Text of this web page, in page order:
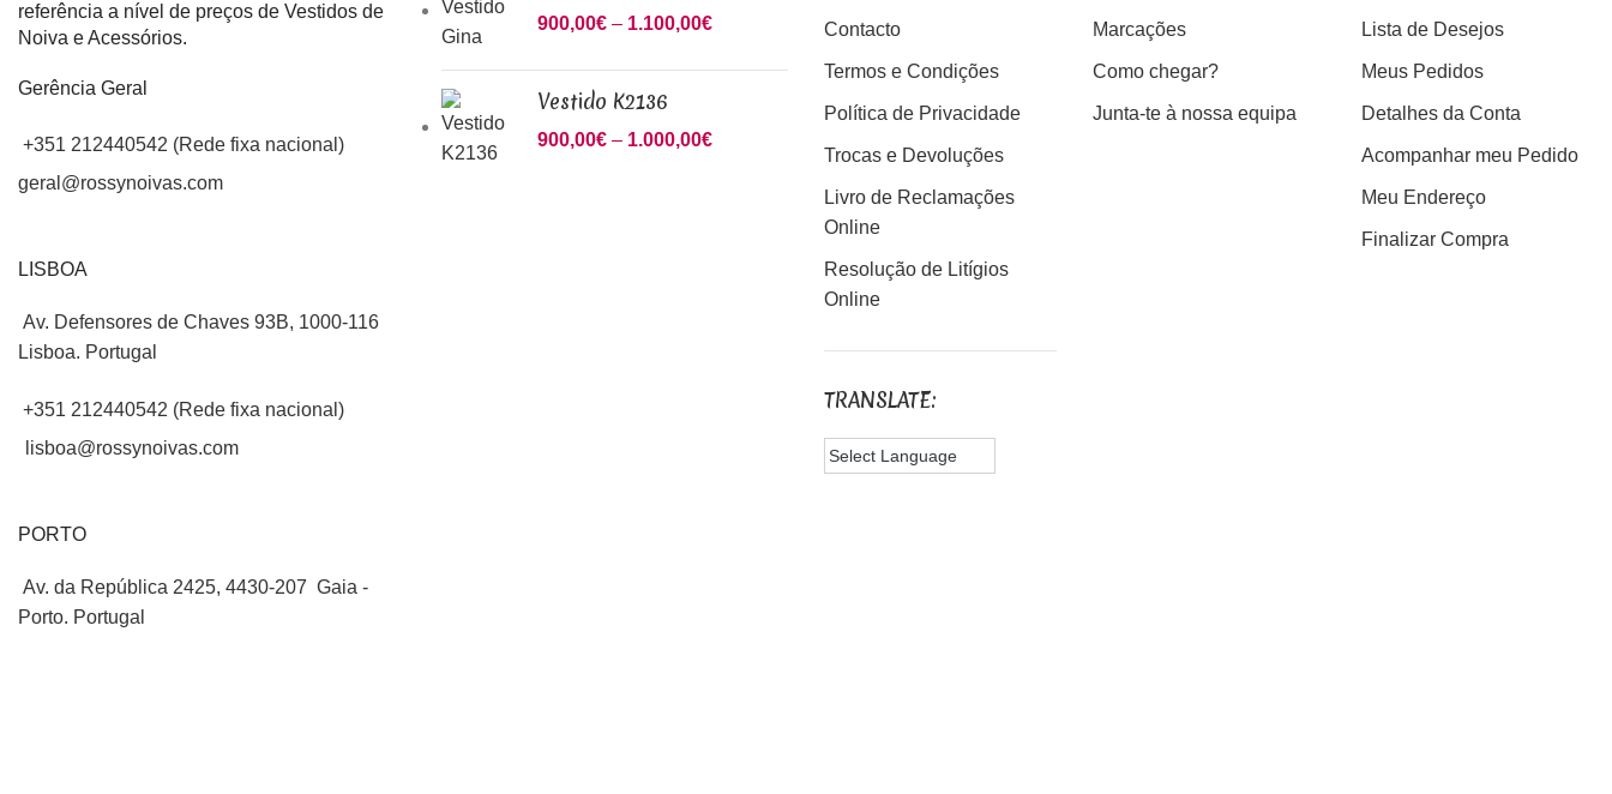
referência a nível de preços de Vestidos de
Noiva e Acessórios.
Gerência Geral
+351 212440542 (Rede fixa nacional)
geral@rossynoivas.com
LISBOA
Av. Defensores de Chaves 93B, 1000-116
Lisboa. Portugal
+351 212440542 (Rede fixa nacional)
lisboa@rossynoivas.com
PORTO
Av. da República 2425, 4430-207 Gaia -
Porto. Portugal
900,00€ – 1.100,00€
Vestido K2136
900,00€ – 1.000,00€
Contacto
Termos e Condições
Política de Privacidade
Trocas e Devoluções
Livro de Reclamações
Online
Resolução de Litígios
Online
TRANSLATE:
Marcações
Como chegar?
Junta-te à nossa equipa
Lista de Desejos
Meus Pedidos
Detalhes da Conta
Acompanhar meu Pedido
Meu Endereço
Finalizar Compra